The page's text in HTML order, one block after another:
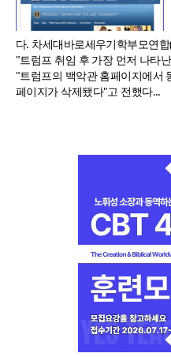
다. 차세대바로세우기학부모연
"트럼프 취임 후 가장 먼저 나타
"트럼프의 백악관 홈페이지에서
페이지가 삭제됐다"고 전했다...
횃불트리니티신학대